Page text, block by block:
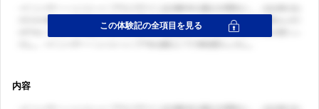
内容